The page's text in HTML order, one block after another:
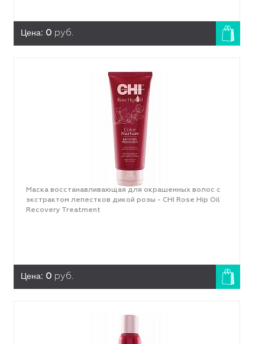
Цена: 0 руб.
Маска восстанавливающая для окрашенных волос с
экстрактом лепестков дикой розы - CHI Rose Hip Oil
Recovery Treatment
Цена: 0 руб.